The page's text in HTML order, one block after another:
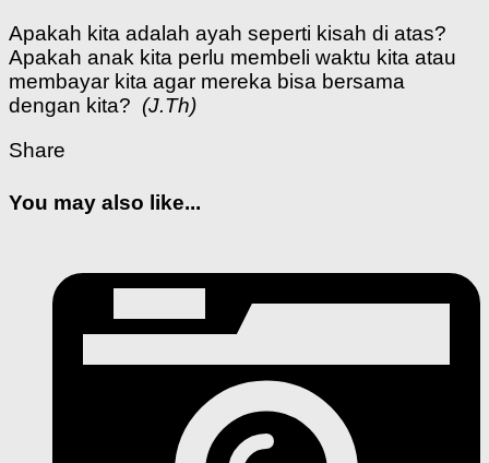
Apakah kita adalah ayah seperti kisah di atas?
Apakah anak kita perlu membeli waktu kita atau
membayar kita agar mereka bisa bersama
dengan kita? (J.Th)
Share
You may also like...